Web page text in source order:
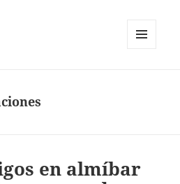
en almíbar